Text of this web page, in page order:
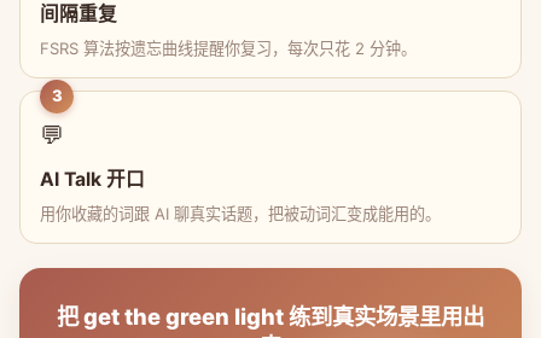
间隔重复
FSRS 算法按遗忘曲线提醒你复习，每次只花 2 分钟。
3
💬
AI Talk 开口
用你收藏的词跟 AI 聊真实话题，把被动词汇变成能用的。
把 get the green light 练到真实场景里用出